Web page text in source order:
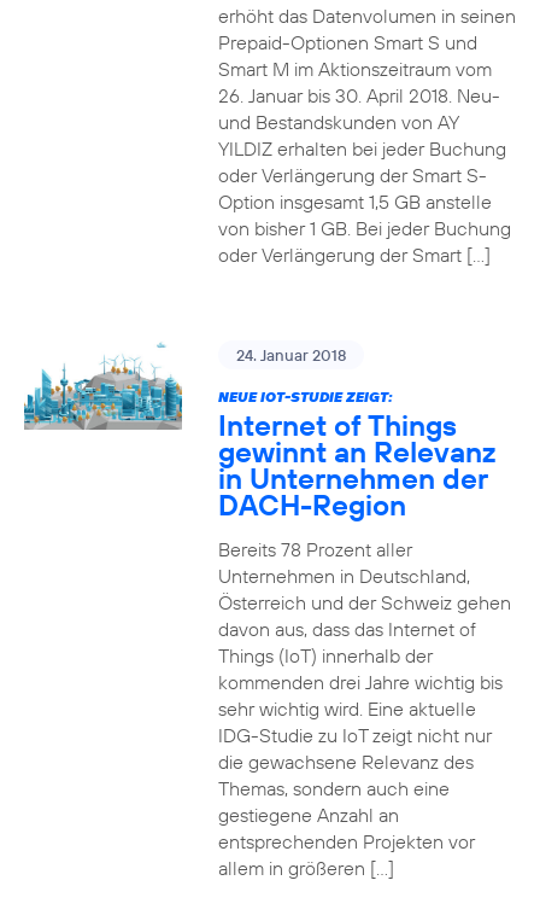
erhöht das Datenvolumen in seinen
Prepaid-Optionen Smart S und
Smart M im Aktionszeitraum vom
26. Januar bis 30. April 2018. Neu-
und Bestandskunden von AY
YILDIZ erhalten bei jeder Buchung
oder Verlängerung der Smart S-
Option insgesamt 1,5 GB anstelle
von bisher 1 GB. Bei jeder Buchung
oder Verlängerung der Smart […]
24. Januar 2018
NEUE IOT-STUDIE ZEIGT:
Internet of Things
gewinnt an Relevanz
in Unternehmen der
DACH-Region
Bereits 78 Prozent aller
Unternehmen in Deutschland,
Österreich und der Schweiz gehen
davon aus, dass das Internet of
Things (IoT) innerhalb der
kommenden drei Jahre wichtig bis
sehr wichtig wird. Eine aktuelle
IDG-Studie zu IoT zeigt nicht nur
die gewachsene Relevanz des
Themas, sondern auch eine
gestiegene Anzahl an
entsprechenden Projekten vor
allem in größeren […]